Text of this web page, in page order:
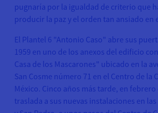
pugnaría por la igualdad de criterio que
producir la paz y el orden tan ansiado en
El Plantel 6 "Antonio Caso" abre sus
1959 en uno de los anexos del edificio
Casa de los Mascarones" ubicado en la
San Cosme número 71 en el Centro de la
México. Cinco años más tarde, en febrero
traslada a sus nuevas instalaciones en